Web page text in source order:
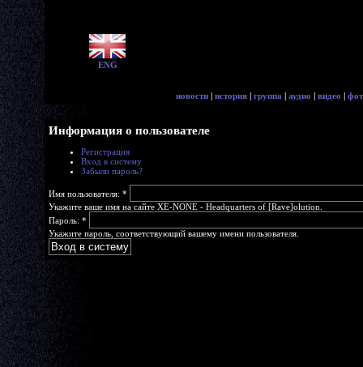
ENG
новости | история | группа | аудио | видео |
Информация о пользователе
Регистрация
Вход в систему
Забыли пароль?
Имя пользователя: *
Укажите ваше имя на сайте XE-NONE - Headquarters of [Rave]olution.
Пароль: *
Укажите пароль, соответствующий вашему имени пользователя.